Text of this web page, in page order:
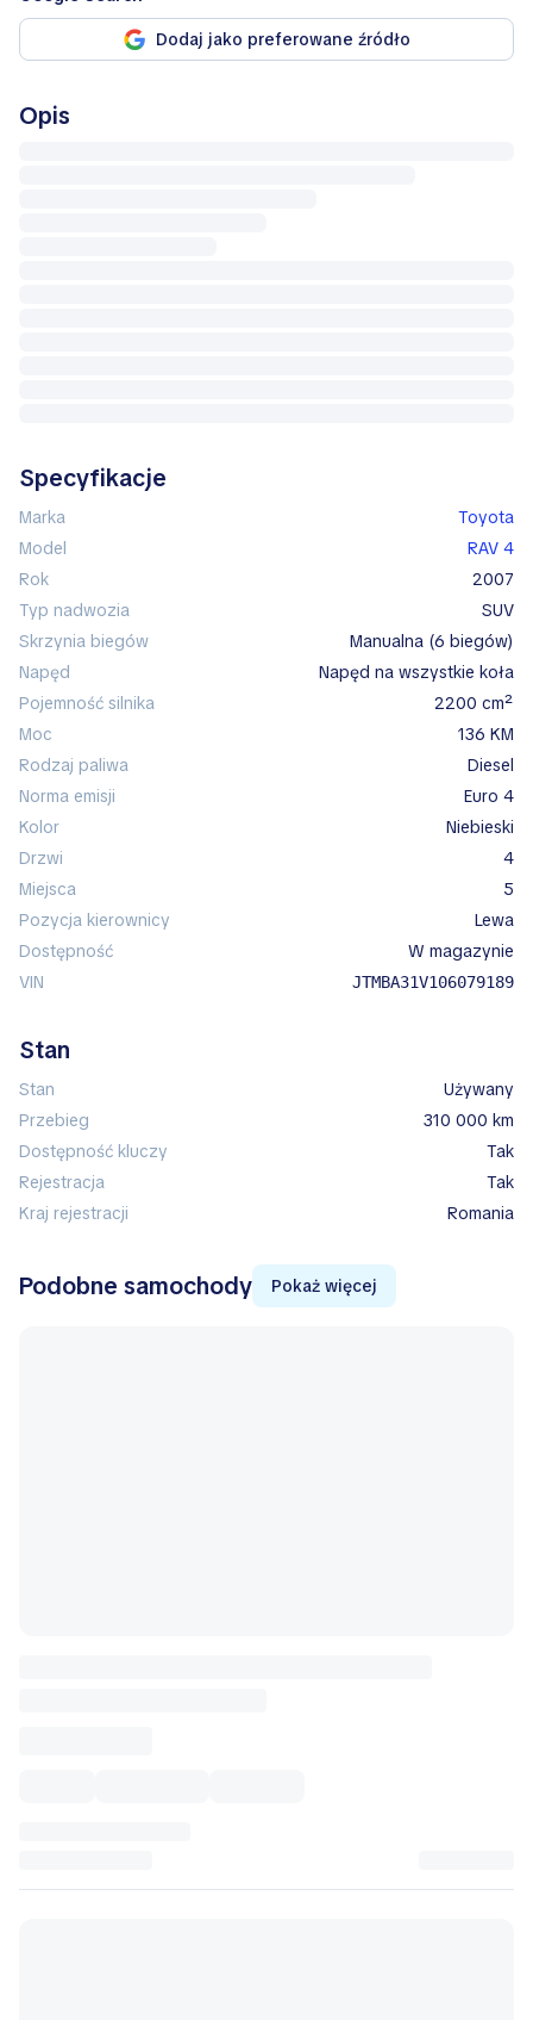
Dodaj jako preferowane źródło
Opis
Specyfikacje
Marka
Toyota
Model
RAV 4
Rok
2007
Typ nadwozia
SUV
Skrzynia biegów
manualna (6 biegów)
Napęd
napęd na wszystkie koła
Pojemność silnika
2200 cm²
Moc
136 KM
Rodzaj paliwa
diesel
Norma emisji
Euro 4
Kolor
niebieski
Drzwi
4
Miejsca
5
Pozycja kierownicy
lewa
Dostępność
w magazynie
VIN
JTMBA31V106079189
Stan
Stan
Używany
Przebieg
310 000 km
Dostępność kluczy
Tak
Rejestracja
Tak
Kraj rejestracji
Romania
Podobne samochody Pokaż więcej